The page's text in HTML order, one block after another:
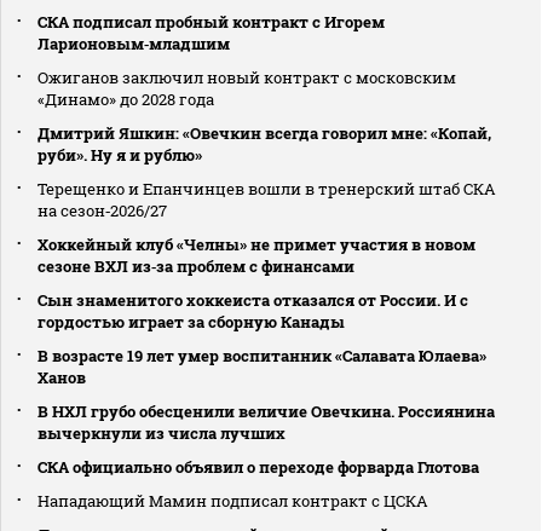
СКА подписал пробный контракт с Игорем
Ларионовым‑младшим
Ожиганов заключил новый контракт с московским
«Динамо» до 2028 года
Дмитрий Яшкин: «Овечкин всегда говорил мне: «Копай,
руби». Ну я и рублю»
Терещенко и Епанчинцев вошли в тренерский штаб СКА
на сезон‑2026/27
Хоккейный клуб «Челны» не примет участия в новом
сезоне ВХЛ из‑за проблем с финансами
Сын знаменитого хоккеиста отказался от России. И с
гордостью играет за сборную Канады
В возрасте 19 лет умер воспитанник «Салавата Юлаева»
Ханов
В НХЛ грубо обесценили величие Овечкина. Россиянина
вычеркнули из числа лучших
СКА официально объявил о переходе форварда Глотова
Нападающий Мамин подписал контракт с ЦСКА